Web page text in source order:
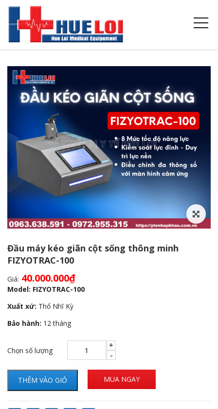
Đầu máy kéo giãn cột sống thông minh
FIZYOTRAC-100
Giá: 40.000.000₫
Model: FIZYOTRAC-100
Xuất xứ: Thổ Nhĩ Kỳ
Bảo hành: 12 tháng
Chọn số lượng
THÊM VÀO GIỎ MUA NGAY